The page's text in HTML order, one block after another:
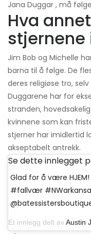
Jana Duggar , må
Hva
stjernene
Jim Bob og Michelle
barna til å følge. De
deres religiøse tro,
Duggarene har for
stranden,
kvinnene som kan
stjerner har imidlertid
akseptabelt antrekk.
Se dette innlegget
Glad for å være
#fallvær
Et innlegg delt avAustin